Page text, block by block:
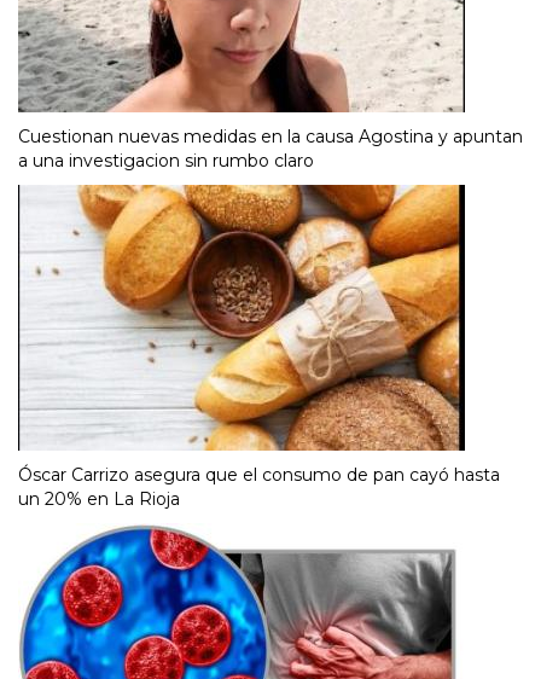
Cuestionan nuevas medidas en la causa Agostina y apuntan
a una investigacion sin rumbo claro
Óscar Carrizo asegura que el consumo de pan cayó hasta
un 20% en La Rioja